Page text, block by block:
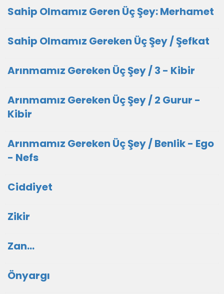
Sahip Olmamız Geren Üç Şey: Merhamet
Sahip Olmamız Gereken Üç Şey / Şefkat
Arınmamız Gereken Üç Şey / 3 - Kibir
Arınmamız Gereken Üç Şey / 2 Gurur -
Kibir
Arınmamız Gereken Üç Şey / Benlik - Ego
- Nefs
Ciddiyet
Zikir
Zan...
Önyargı